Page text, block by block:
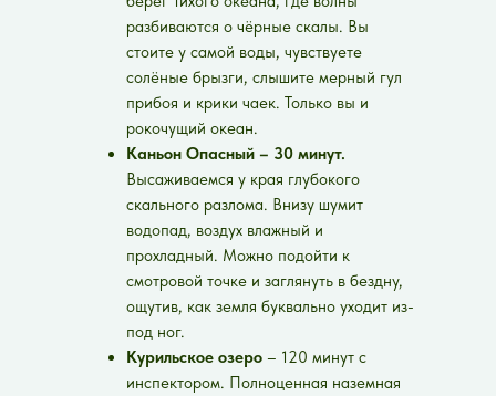
разбиваются о чёрные скалы. Вы
стоите у самой воды, чувствуете
солёные брызги, слышите мерный гул
прибоя и крики чаек. Только вы и
рокочущий океан.
Каньон Опасный – 30 минут.
Высаживаемся у края глубокого
скального разлома. Внизу шумит
водопад, воздух влажный и
прохладный. Можно подойти к
смотровой точке и заглянуть в бездну,
ощутив, как земля буквально уходит из-
под ног.
Курильское озеро – 120 минут с
инспектором. Полноценная наземная